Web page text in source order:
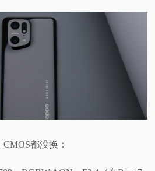
都没换：